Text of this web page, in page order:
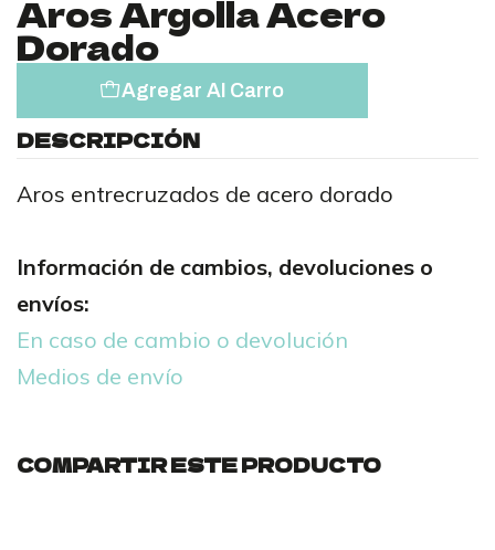
Aros Argolla Acero
Dorado
Agregar Al Carro
DESCRIPCIÓN
Aros entrecruzados de acero dorado
Información de cambios, devoluciones o
envíos:
En caso de cambio o devolución
Medios de envío
COMPARTIR ESTE PRODUCTO